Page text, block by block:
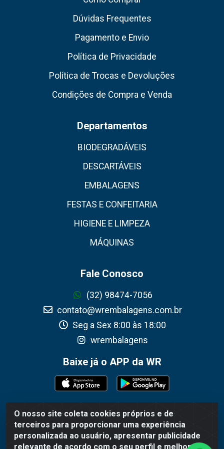
O nosso site coleta cookies próprios e de
terceiros para proporcionar uma experiência
personalizada ao usuário, apresentar publicidade
relevante de acordo com o seu perfil e melhorar a
Dúvidas Frequentes
Pagamento e Envio
Política de Privacidade
Política de Trocas e Devoluções
Condições de Compra e Venda
Departamentos
BIODEGRADÁVEIS
DESCARTÁVEIS
EMBALAGENS
FESTAS E CONFEITARIA
HIGIENE E LIMPEZA
MÁQUINAS
Fale Conosco
(32) 98474-7056
contato@wrembalagens.com.br
Seg a Sex 8:00 às 18:00
wrembalagens
Baixe já o APP da WR
WR Embalagens - R. Cel. Teodoro Gomes de Araújo, 1360 -
Grogotó - Barbacena / MG - CEP 36202-628 - CNPJ
02.692.206/0001-55